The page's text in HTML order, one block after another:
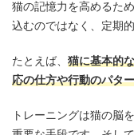
猫の記憶力を高めるた
込むのではなく、定期
たとえば、 猫に基本的
応の仕方や行動のパタ
トレーニングは猫の脳